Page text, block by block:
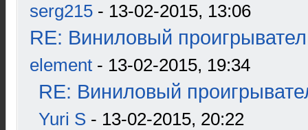
serg215 - 13-02-2015, 13:06
RE: Виниловый
element - 13-02-2015, 19:34
RE: Виниловый
Yuri S - 13-02-2015, 20:22